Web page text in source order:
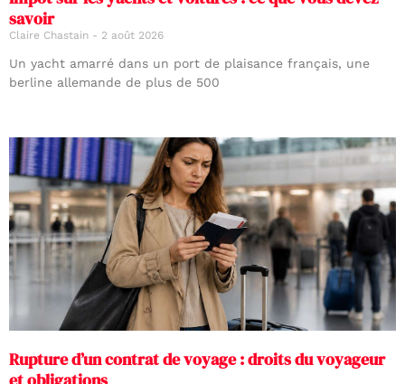
savoir
Claire Chastain 2 août 2026
Un yacht amarré dans un port de plaisance français, une
berline allemande de plus de 500
Rupture d’un contrat de voyage : droits du voyageur